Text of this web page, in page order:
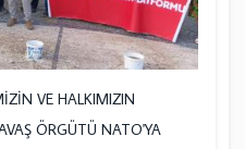
VE HALKIMIZIN
ÖRGÜTÜ NATO'YA